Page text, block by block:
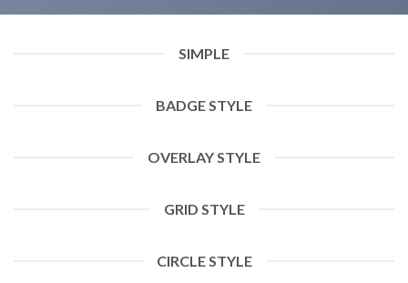
SIMPLE
BADGE STYLE
OVERLAY STYLE
GRID STYLE
CIRCLE STYLE